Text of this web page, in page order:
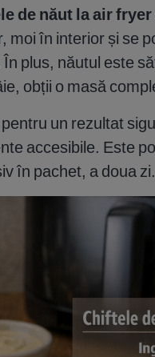
de năut la air fryer
moi în interior și se
plus, năutul este
obții o masă
un rezultat
accesibile. Este
în pachet, a doua zi.